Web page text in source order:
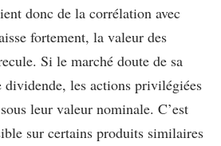
donc de la corrélation avec
fortement, la valeur des
Si le marché doute de sa
dividende, les actions privilégiées
leur valeur nominale. C’est
sur certains produits similaires